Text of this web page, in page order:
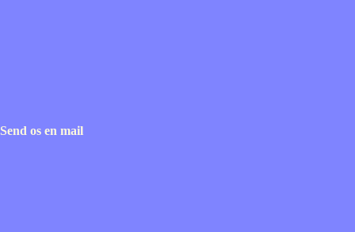
Send os en mail